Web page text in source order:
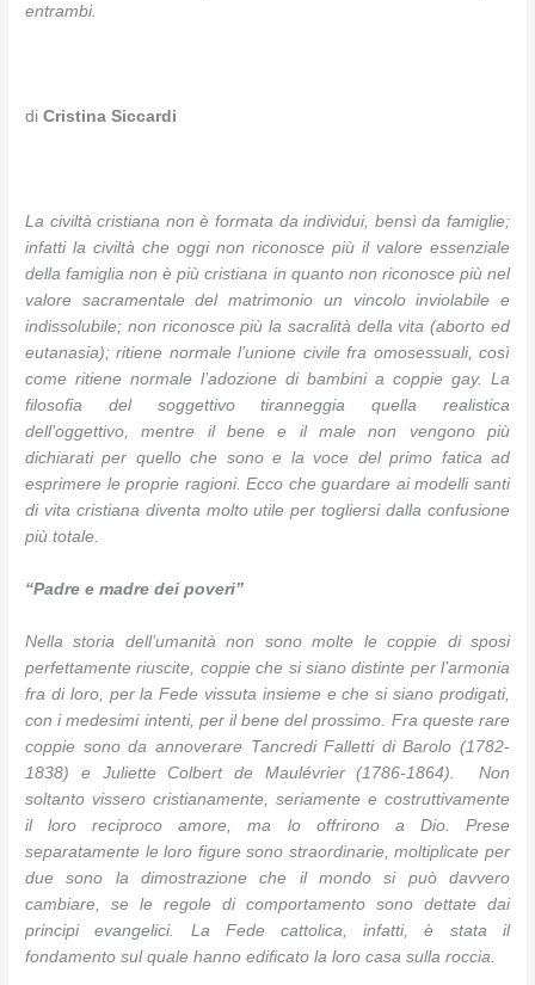
entrambi.
diCristina Siccardi
La civiltà cristiana non è formata da individui, bensì da famiglie;
infatti la civiltà che oggi non riconosce più il valore essenziale
della famiglia non è più cristiana in quanto non riconosce più nel
valore sacramentale del matrimonio un vincolo inviolabile e
indissolubile; non riconosce più la sacralità della vita (aborto ed
eutanasia); ritiene normale l’unione civile fra omosessuali, così
come ritiene normale l’adozione di bambini a coppie gay. La
filosofia del soggettivo tiranneggia quella realistica
dell’oggettivo, mentre il bene e il male non vengono più
dichiarati per quello che sono e la voce del primo fatica ad
esprimere le proprie ragioni. Ecco che guardare ai modelli santi
di vita cristiana diventa molto utile per togliersi dalla confusione
più totale.
“Padre e madre dei poveri”
Nella storia dell’umanità non sono molte le coppie di sposi
perfettamente riuscite, coppie che si siano distinte per l’armonia
fra di loro, per la Fede vissuta insieme e che si siano prodigati,
con i medesimi intenti, per il bene del prossimo. Fra queste rare
coppie sono da annoverare Tancredi Falletti di Barolo (1782-
1838) e Juliette Colbert de Maulévrier (1786-1864). Non
soltanto vissero cristianamente, seriamente e costruttivamente
il loro reciproco amore, ma lo offrirono a Dio. Prese
separatamente le loro figure sono straordinarie, moltiplicate per
due sono la dimostrazione che il mondo si può davvero
cambiare, se le regole di comportamento sono dettate dai
principi evangelici. La Fede cattolica, infatti, è stata il
fondamento sul quale hanno edificato la loro casa sulla roccia.